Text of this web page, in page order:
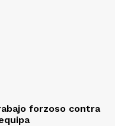
forzoso contra